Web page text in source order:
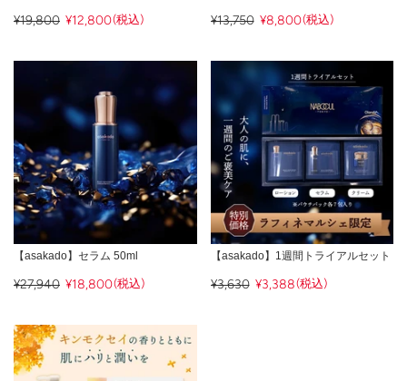
¥19,800 ¥12,800(税込) ¥13,750 ¥8,800(税込)
【asakado】セラム 50ml
¥27,940 ¥18,800(税込)
【asakado】1週間トライアルセット
¥3,630 ¥3,388(税込)